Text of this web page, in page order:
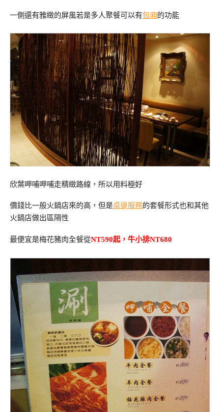
一側還有雅緻的屏風若是多人聚餐可以有包廂的功能
欣葉呷哺呷哺走精緻路線，所以用料極好
價錢比一般火鍋店來的高，但是桌邊服務的套餐形式也和其他
火鍋店做出區隔性
最便宜是梅花豬肉全餐從NT590起，牛小排NT680